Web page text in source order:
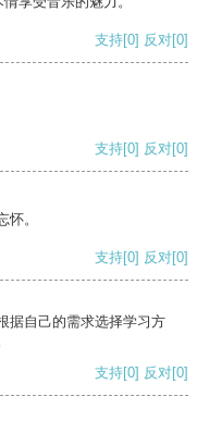
支持[0] 反对[0]
支持[0] 反对[0]
。
支持[0] 反对[0]
据自己的需求选择学习方
支持[0] 反对[0]